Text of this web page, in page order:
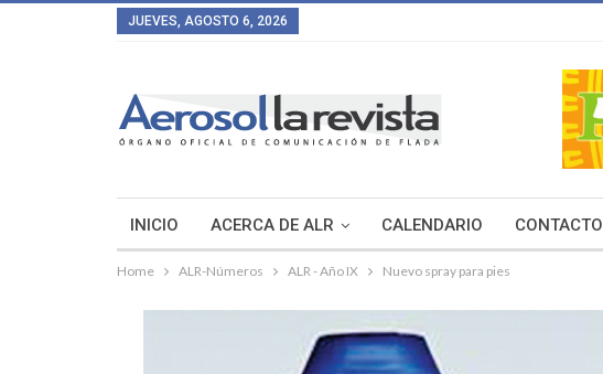
JUEVES, AGOSTO 6, 2026
INICIO ACERCA DE ALR CALENDARIO CONTACTO
Home ALR-Números ALR - Año IX Nuevo spray para pies